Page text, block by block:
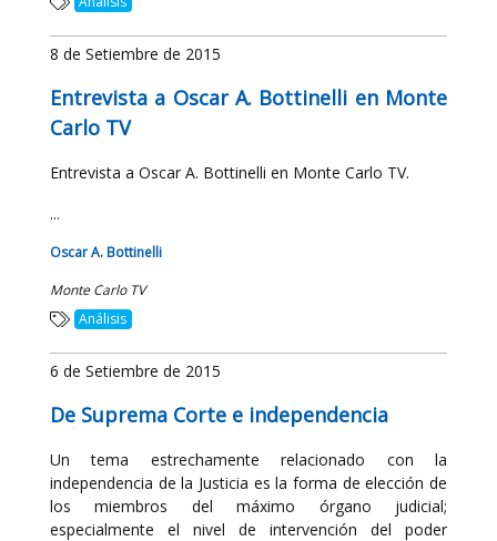
8 de Setiembre de 2015
Entrevista a Oscar A. Bottinelli en Monte
Carlo TV
Entrevista a Oscar A. Bottinelli en Monte Carlo TV.
...
Oscar A. Bottinelli
Monte Carlo TV
Análisis
6 de Setiembre de 2015
De Suprema Corte e independencia
Un tema estrechamente relacionado con la
independencia de la Justicia es la forma de elección de
los miembros del máximo órgano judicial;
especialmente el nivel de intervención del poder